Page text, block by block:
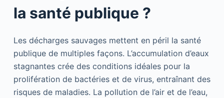
la santé publique ?
Les décharges sauvages mettent en péril la santé
publique de multiples façons. L’accumulation d’eaux
stagnantes crée des conditions idéales pour la
prolifération de bactéries et de virus, entraînant des
risques de maladies. La pollution de l’air et de l’eau,